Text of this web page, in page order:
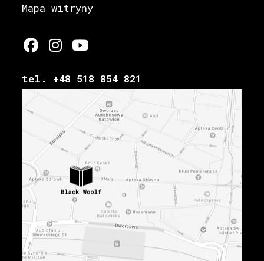
Mapa witryny
in
a
new
in
a
in
a
new
tab
tel. +48 518 854 821